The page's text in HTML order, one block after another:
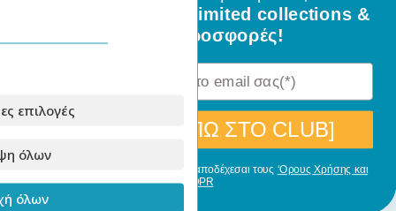
Αυτό το μοντέλο διατίθεται σε φυσικό χρώμα
ξύλου.
Η έκδοση με φυσικό ξύλο είναι η επιλογή ξύλου
Για την παραγωγή
επιλογές
όλων
όλων
όλα τα νέα σχέδια, limited collections &
ειδικές προσφορές!
[ΘΕΛΩ ΝΑ ΜΠΩ ΣΤΟ CLUB]
Με την εγγραφή σου, δηλώνεις ότι αποδέχεσαι τους ‘Ορους Χρήσης και
GDPR